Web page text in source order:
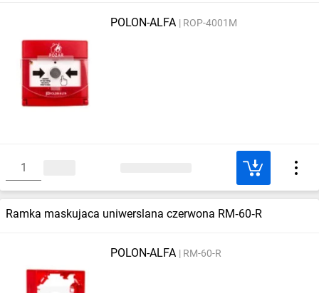
POLON-ALFA ROP-4001M
Ramka maskujaca uniwerslana czerwona RM‑60‑R
POLON-ALFA RM-60-R